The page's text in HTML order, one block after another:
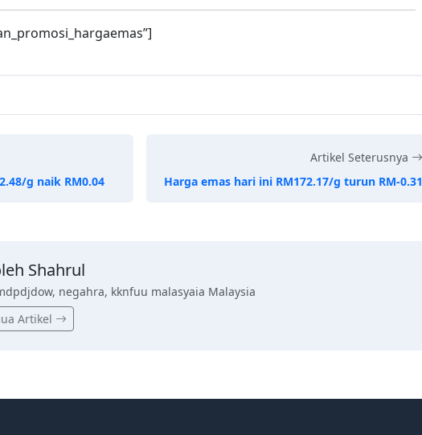
g naik RM0.04
Artikel Seterusnya
Harga emas hari ini RM172.17/g turun RM-0.31
Shahrul
negahra, kknfuu malasyaia Malaysia
Artikel